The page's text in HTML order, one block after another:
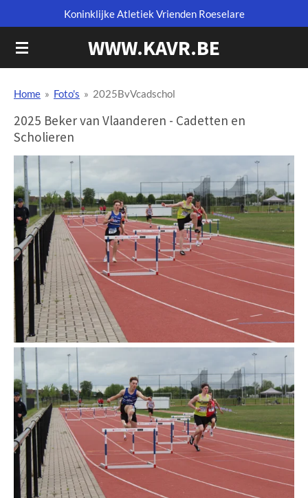
direct
naar
WWW.KAVR.BE
Koninklijke Atletiek Vrienden Roeselare
Home » Foto's » 2025BvVcadschol
2025 Beker van Vlaanderen - Cadetten en
Scholieren